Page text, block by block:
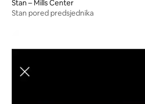
Stan – Mills Center
Stan pored predsjednika